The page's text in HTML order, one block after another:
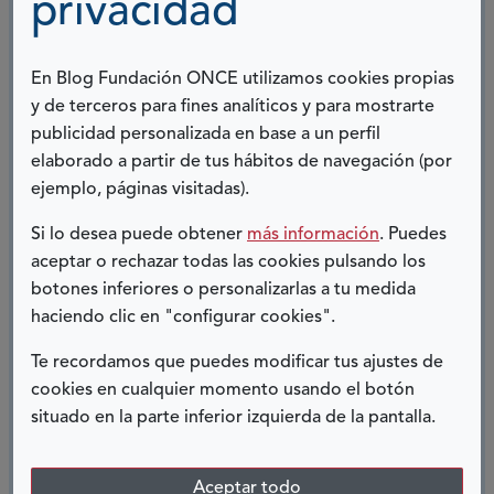
privacidad
En Blog Fundación ONCE utilizamos cookies propias
y de terceros para fines analíticos y para mostrarte
publicidad personalizada en base a un perfil
elaborado a partir de tus hábitos de navegación (por
ejemplo, páginas visitadas).
Si lo desea puede obtener más información. Puedes
aceptar o rechazar todas las cookies pulsando los
botones inferiores o personalizarlas a tu medida
haciendo clic en "configurar cookies".
Te recordamos que puedes modificar tus ajustes de
cookies en cualquier momento usando el botón
situado en la parte inferior izquierda de la pantalla.
Aceptar todo
que al menos de forma programada nos visiten y nos
demanden lo que necesitan para saber qué es lo más
adecuado para ellos. Hemos necesitado aprender
mucho como profesionales de biblioteca cambiando
nuestros estereotipos de biblioteca silenciosa, o de
lecturas recomendadas, porque cada usuario tiene su
ellos han aprendido también que son un usuario
más de la biblioteca,que aquí pueden encontrar un
cuento, una lectura, una actividad en la que tienen
La biblioteca es un lugar amigable donde son bien
recibidos, donde nos esforzamos por encontrar el
en la que no van a encontrar dificultades para